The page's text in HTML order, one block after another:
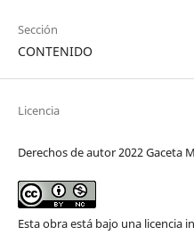
Sección
CONTENIDO
Licencia
Derechos de autor 2022 Gaceta
Esta obra está bajo una licencia